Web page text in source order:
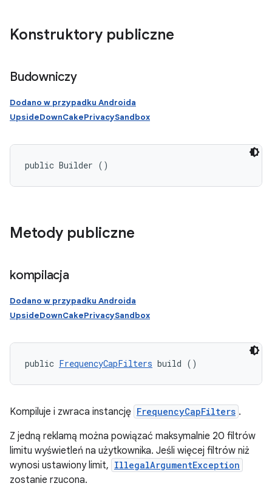
Konstruktory publiczne
Budowniczy
Dodano w przypadku Androida
UpsideDownCakePrivacySandbox
public Builder ()
Metody publiczne
kompilacja
Dodano w przypadku Androida
UpsideDownCakePrivacySandbox
public FrequencyCapFilters build ()
Kompiluje i zwraca instancję FrequencyCapFilters .
Z jedną reklamą można powiązać maksymalnie 20 filtrów
limitu wyświetleń na użytkownika. Jeśli więcej filtrów niż
wynosi ustawiony limit, IllegalArgumentException
zostanie rzucona.